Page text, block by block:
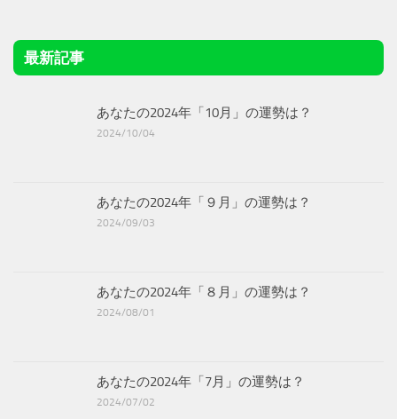
最新記事
あなたの2024年「10月」の運勢は？
2024/10/04
あなたの2024年「９月」の運勢は？
2024/09/03
あなたの2024年「８月」の運勢は？
2024/08/01
あなたの2024年「7月」の運勢は？
2024/07/02